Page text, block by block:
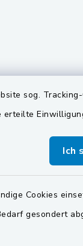
sog.
Ich
Cookies
gesondert
12:00 Uhr
16:00 Uhr
zusätzlich: